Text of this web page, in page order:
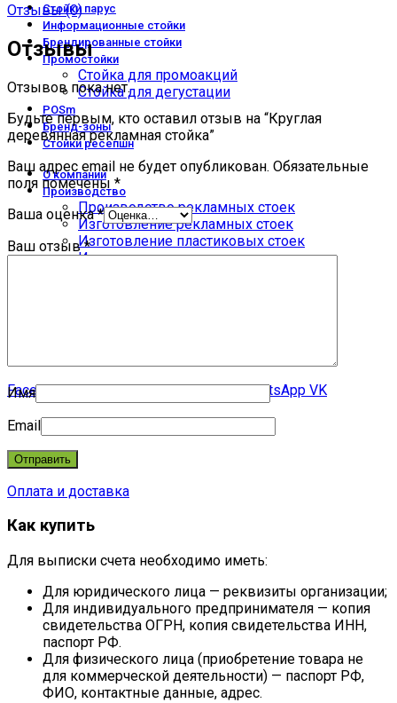
Стойки парус
Информационные стойки
Брендированные стойки
Промостойки
Стойка для промоакций
Стойка для дегустации
POSm
Бренд-зоны
Стойки ресепшн
О компании
Производство
Производство рекламных стоек
Изготовление рекламных стоек
Изготовление пластиковых стоек
Изготовление стоек из металла
Facebook Email Instagram WhatsApp WhatsApp VK
Отзывы (0)
Отзывы
Отзывов пока нет.
Будьте первым, кто оставил отзыв на “Круглая
деревянная рекламная стойка”
Ваш адрес email не будет опубликован. Обязательные
поля помечены *
Ваша оценка*
Ваш отзыв*
Имя
Email
Оплата и доставка
Как купить
Для выписки счета необходимо иметь:
Для юридического лица — реквизиты организации;
Для индивидуального предпринимателя — копия
свидетельства ОГРН, копия свидетельства ИНН,
паспорт РФ.
Для физического лица (приобретение товара не
для коммерческой деятельности) — паспорт РФ,
ФИО, контактные данные, адрес.